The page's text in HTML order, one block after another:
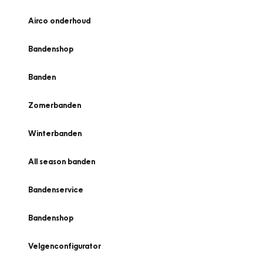
Airco onderhoud
Bandenshop
Banden
Zomerbanden
Winterbanden
All season banden
Bandenservice
Bandenshop
Velgenconfigurator